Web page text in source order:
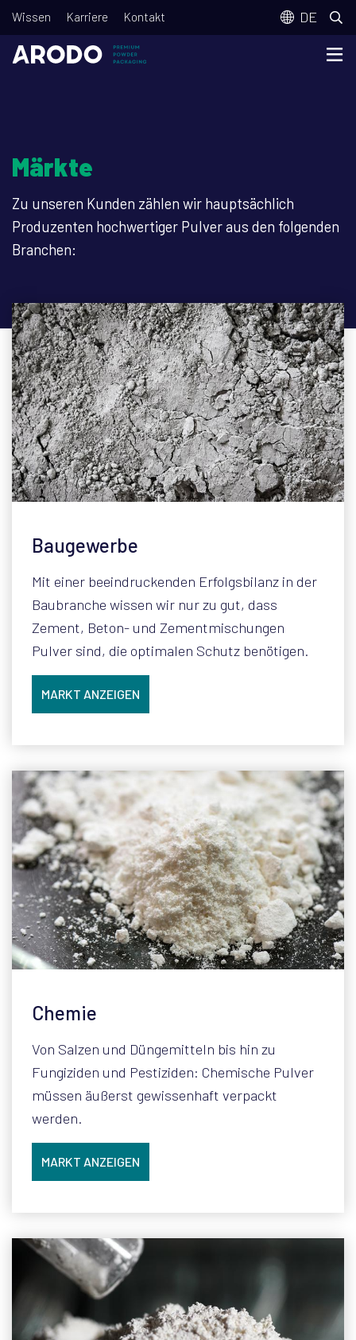
Direkt
zum
Inhalt
T
o
p
u
Wissen Karriere Kontakt DE
Märkte
Zu unseren Kunden zählen wir hauptsächlich
Produzenten hochwertiger Pulver aus den folgenden
Branchen:
Baugewerbe
Mit einer beeindruckenden Erfolgsbilanz in der
Baubranche wissen wir nur zu gut, dass
Zement, Beton- und Zementmischungen
Pulver sind, die optimalen Schutz benötigen.
MARKT ANZEIGEN
Chemie
Von Salzen und Düngemitteln bis hin zu
Fungiziden und Pestiziden: Chemische Pulver
müssen äußerst gewissenhaft verpackt
werden.
MARKT ANZEIGEN